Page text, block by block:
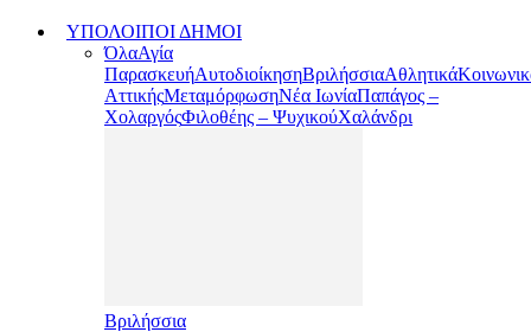
ΥΠΟΛΟΙΠΟΙ ΔΗΜΟΙ
ΌλαΑγία
ΠαρασκευήΑυτοδιοίκησηΒριλήσσιαΑθλητικά
ΑττικήςΜεταμόρφωσηΝέα ΙωνίαΠαπάγος –
ΧολαργόςΦιλοθέης – ΨυχικούΧαλάνδρι
Βριλήσσια